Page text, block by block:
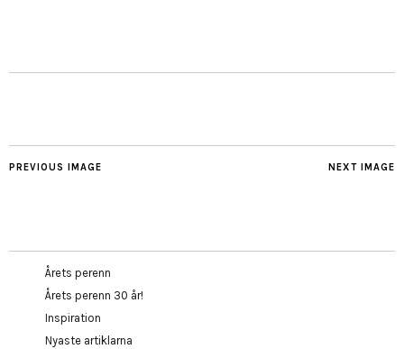
NEXT IMAGE
PREVIOUS IMAGE
Årets perenn
Årets perenn 30 år!
Inspiration
Nyaste artiklarna